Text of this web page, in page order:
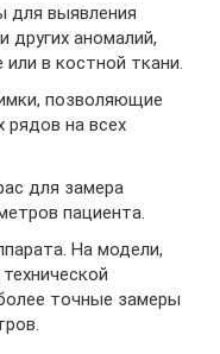
для выявления
других аномалий,
в костной ткани.
позволяющие
рядов на всех
для замера
пациента.
На модели,
точные замеры